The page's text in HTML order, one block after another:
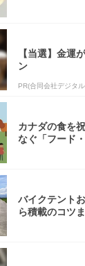
【当選】金運
ン
PR(合同会社デジタ
カナダの食を
なぐ「フード
バイクテント
ら積載のコツ